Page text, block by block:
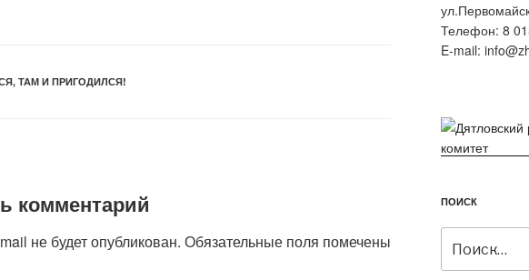
ТАМ И ПРИГОДИЛСЯ!
комментарий
не будет опубликован. Обязательные поля помечены
Телефон: 8
E-mail:
ПОИСК